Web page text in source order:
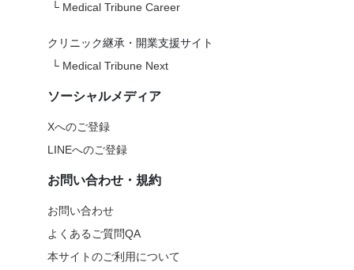
└ Medical Tribune Career
クリニック継承・開業支援サイト
└ Medical Tribune Next
ソーシャルメディア
Xへのご登録
LINEへのご登録
お問い合わせ・規約
お問い合わせ
よくあるご質問QA
本サイトのご利用について